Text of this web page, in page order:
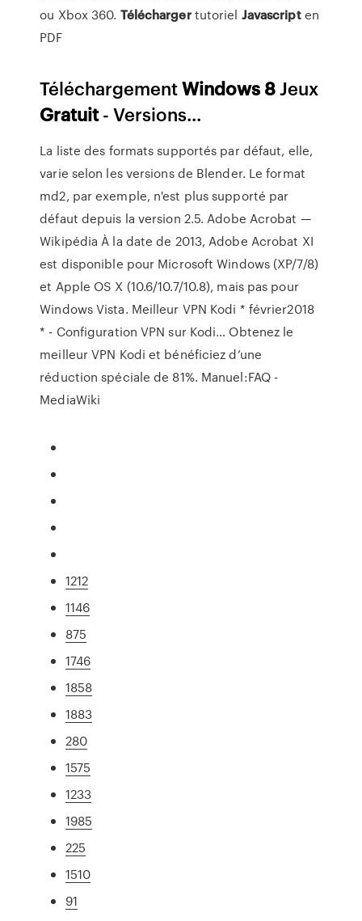
ou Xbox 360. Téléchargertutoriel Javascripten
PDF
TéléchargementWindows 8Jeux
Gratuit- Versions...
La liste des formats supportés par défaut, elle,
varie selon les versions de Blender. Le format
md2, par exemple, n'est plus supporté par
défaut depuis la version 2.5.Adobe Acrobat —
Wikipédia À la date de 2013, Adobe Acrobat XI
est disponible pour Microsoft Windows (XP/7/8)
et Apple OS X (10.6/10.7/10.8), mais pas pour
Windows Vista. Meilleur VPN Kodi * février2018
* - Configuration VPN sur Kodi… Obtenez le
meilleur VPN Kodi et bénéficiez d’une
réduction spéciale de 81%. Manuel:FAQ -
MediaWiki
1212
1146
875
1746
1858
1883
280
1575
1233
1985
225
1510
91